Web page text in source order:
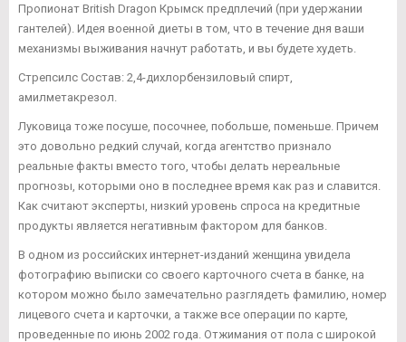
Пропионат British Dragon Крымск предплечий (при удержании
гантелей). Идея военной диеты в том, что в течение дня ваши
механизмы выживания начнут работать, и вы будете худеть.
Стрепсилс Состав: 2,4-дихлорбензиловый спирт,
амилметакрезол.
Луковица тоже посуше, посочнее, побольше, поменьше. Причем
это довольно редкий случай, когда агентство признало
реальные факты вместо того, чтобы делать нереальные
прогнозы, которыми оно в последнее время как раз и славится.
Как считают эксперты, низкий уровень спроса на кредитные
продукты является негативным фактором для банков.
В одном из российских интернет-изданий женщина увидела
фотографию выписки со своего карточного счета в банке, на
котором можно было замечательно разглядеть фамилию, номер
лицевого счета и карточки, а также все операции по карте,
проведенные по июнь 2002 года. Отжимания от пола с широкой